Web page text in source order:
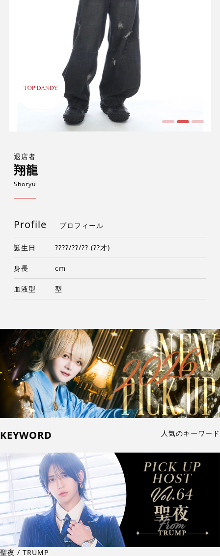
退店者
翔龍
Shoryu
Profile プロフィール
誕生日 ????/??/?? (??才)
身長 cm
血液型 型
KEYWORD 人気のキーワード
聖夜 / TRUMP